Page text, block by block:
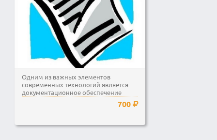
Одним из важных элементов
современных технологий является
документационное обеспечение
любой деятельности. Поэтому я...700